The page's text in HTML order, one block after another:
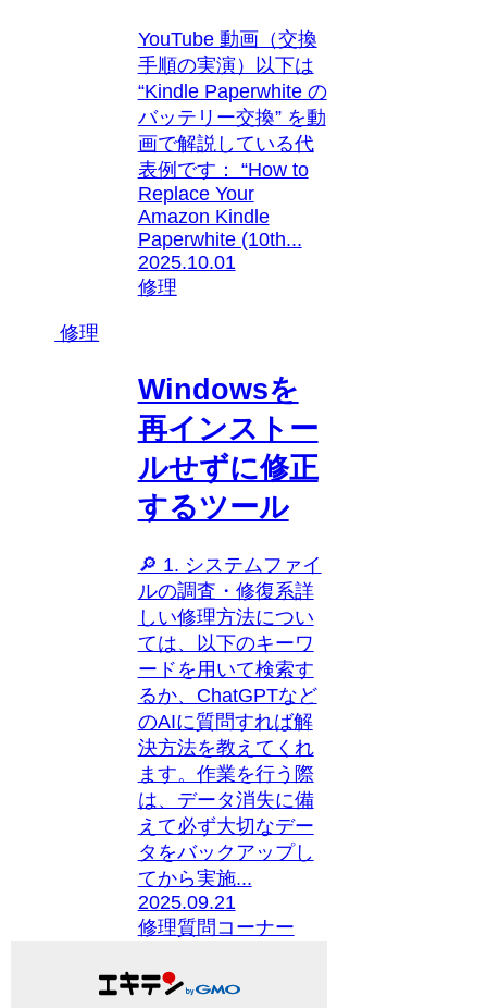
YouTube 動画（交換
手順の実演）以下は
“Kindle Paperwhite の
バッテリー交換” を動
画で解説している代
表例です： “How to
Replace Your
Amazon Kindle
Paperwhite (10th...
2025.10.01
修理
修理
Windowsを
再インストー
ルせずに修正
するツール
🔎 1. システムファイ
ルの調査・修復系詳
しい修理方法につい
ては、以下のキーワ
ードを用いて検索す
るか、ChatGPTなど
のAIに質問すれば解
決方法を教えてくれ
ます。作業を行う際
は、データ消失に備
えて必ず大切なデー
タをバックアップし
てから実施...
2025.09.21
修理質問コーナー